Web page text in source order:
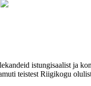
istungisaalist ja
teistest Riigikogu